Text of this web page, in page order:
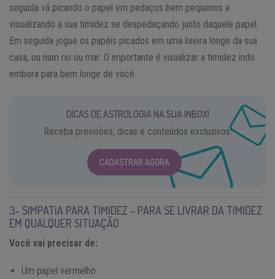
seguida vá picando o papel em pedaços bem pequenos e
visualizando a sua timidez se despedaçando junto daquele papel.
Em seguida jogue os papéis picados em uma lixeira longe da sua
casa, ou num rio ou mar. O importante é visualizar a timidez indo
embora para bem longe de você.
DICAS DE ASTROLOGIA NA SUA INBOX!
Receba previsões, dicas e conteúdos exclusivos.
CADASTRAR AGORA
3- SIMPATIA PARA TIMIDEZ – PARA SE LIVRAR DA TIMIDEZ
EM QUALQUER SITUAÇÃO
Você vai precisar de:
Um papel vermelho